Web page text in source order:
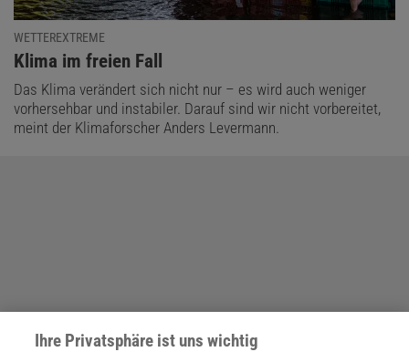
WETTEREXTREME
:
Klima im freien Fall
Das Klima verändert sich nicht nur – es wird auch weniger
vorhersehbar und instabiler. Darauf sind wir nicht vorbereitet,
meint der Klimaforscher Anders Levermann.
Ihre Privatsphäre ist uns wichtig